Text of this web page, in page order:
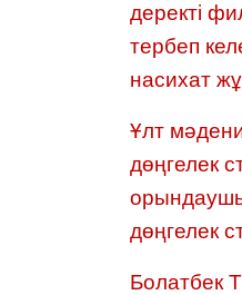
деректі
тербеп
насихат
Ұлт
дөңгелек
дөңгелек
Болатбек